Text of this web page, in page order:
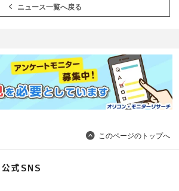
ニュース一覧へ戻る
このページのトップへ